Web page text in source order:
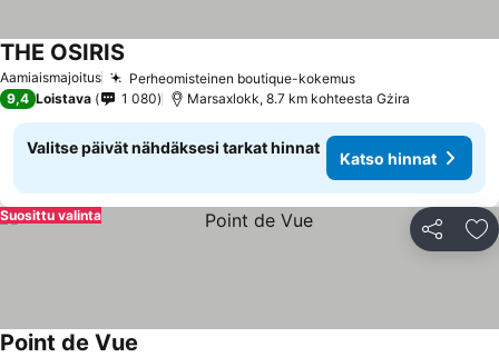
Aamiaismajoitus Perheomisteinen boutique-kokemus
THE OSIRIS
9,4 Loistava 1 080 Marsaxlokk, 8.7 km kohteesta Gżira
Valitse päivät nähdäksesi tarkat hinnat
Katso hinnat
Jaa
Suosittu valinta
Point de Vue